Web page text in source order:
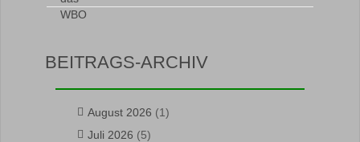
BEITRAGS-ARCHIV
August 2026 (1)
Juli 2026 (5)